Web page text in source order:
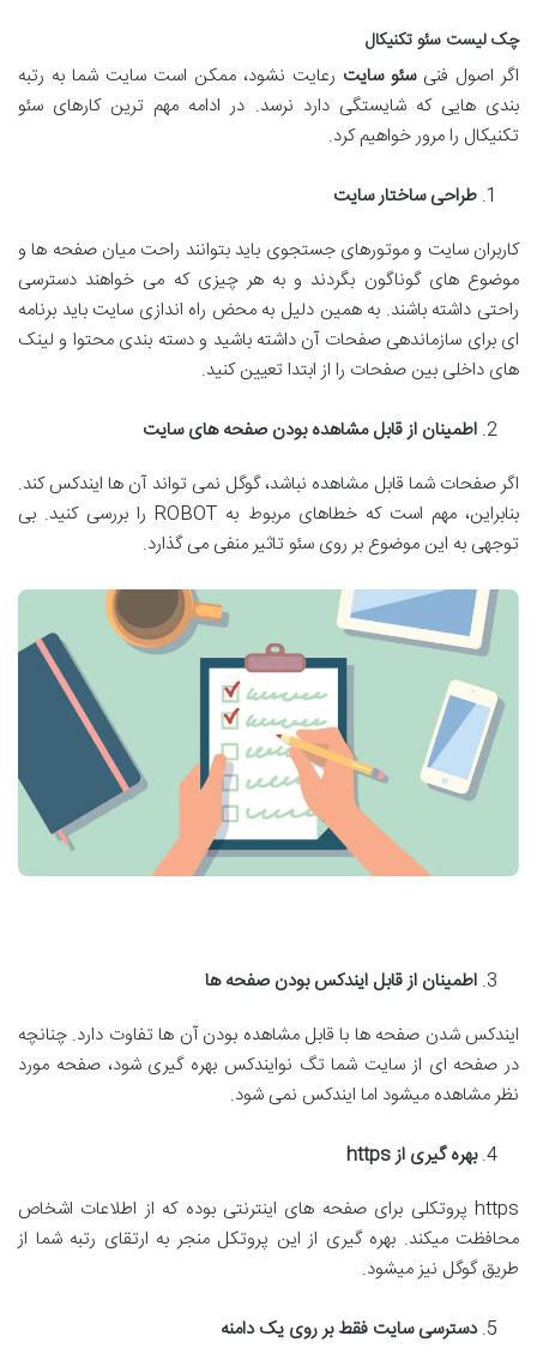
چک لیست سئو تکنیکال
اگر اصول فنیسئو سایت رعایت نشود، ممکن است سایت شما به رتبه
بندی هایی که شایستگی دارد نرسد. در ادامه مهم ترین کارهای سئو
تکنیکال را مرور خواهیم کرد.
طراحی ساختار سایت
کاربران سایت و موتورهای جستجوی باید بتوانند راحت میان صفحه ها و
موضوع های گوناگون بگردند و به هر چیزی که می خواهند دسترسی
راحتی داشته باشند. به همین دلیل به محض راه اندازی سایت باید برنامه
ای برای سازماندهی صفحات آن داشته باشید و دسته بندی محتوا و لینک
های داخلی بین صفحات را از ابتدا تعیین کنید.
اطمینان از قابل مشاهده بودن صفحه های سایت
اگر صفحات شما قابل مشاهده نباشد، گوگل نمی تواند آن ها ایندکس کند.
بنابراین، مهم است که خطاهای مربوط به ROBOT را بررسی کنید. بی
توجهی به این موضوع بر روی سئو تاثیر منفی می گذارد.
اطمینان از قابل ایندکس بودن صفحه ها
ایندکس شدن صفحه ها با قابل مشاهده بودن آن ها تفاوت دارد. چنانچه
در صفحه ای از سایت شما تگ نوایندکس بهره گیری شود، صفحه مورد
نظر مشاهده میشود اما ایندکس نمی شود.
بهره گیری ازhttps
https پروتکلی برای صفحه های اینترنتی بوده که از اطلاعات اشخاص
محافظت میکند. بهره گیری از این پروتکل منجر به ارتقای رتبه شما از
طریق گوگل نیز میشود.
دسترسی سایت فقط بر روی یک دامنه